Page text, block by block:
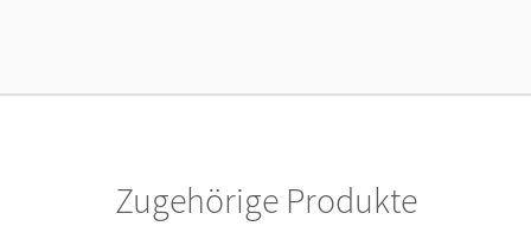
Unterrichtsmanagers solange das Lehrwerk erhältlich ist.
Zugehörige Produkte